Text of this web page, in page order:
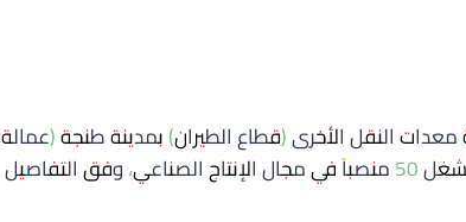
النقل الأخرى (قطاع الطيران) بمدينة طنجة (عمالة
طنجة-أصيلة)، عن فتح باب التوظيف لشغل 50 منصباً في مجال الإنتاج الصناعي، وفق التفاصيل